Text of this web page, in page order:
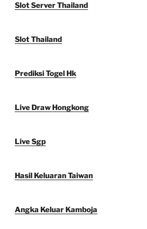
Slot Server Thailand
Slot Thailand
Prediksi Togel Hk
Live Draw Hongkong
Live Sgp
Hasil Keluaran Taiwan
Angka Keluar Kamboja